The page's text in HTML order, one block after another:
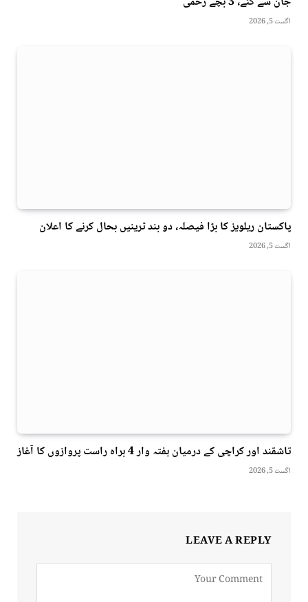
اگست 5, 2026
پاکستان ریلویز کا بڑا فیصلہ، دو بند ٹرینیں بحال کرنے کا اعلان
اگست 5, 2026
تاشقند اور کراچی کے درمیان ہفتہ وار 4 براہ راست پروازوں کا آغاز
اگست 5, 2026
LEAVE A REPLY